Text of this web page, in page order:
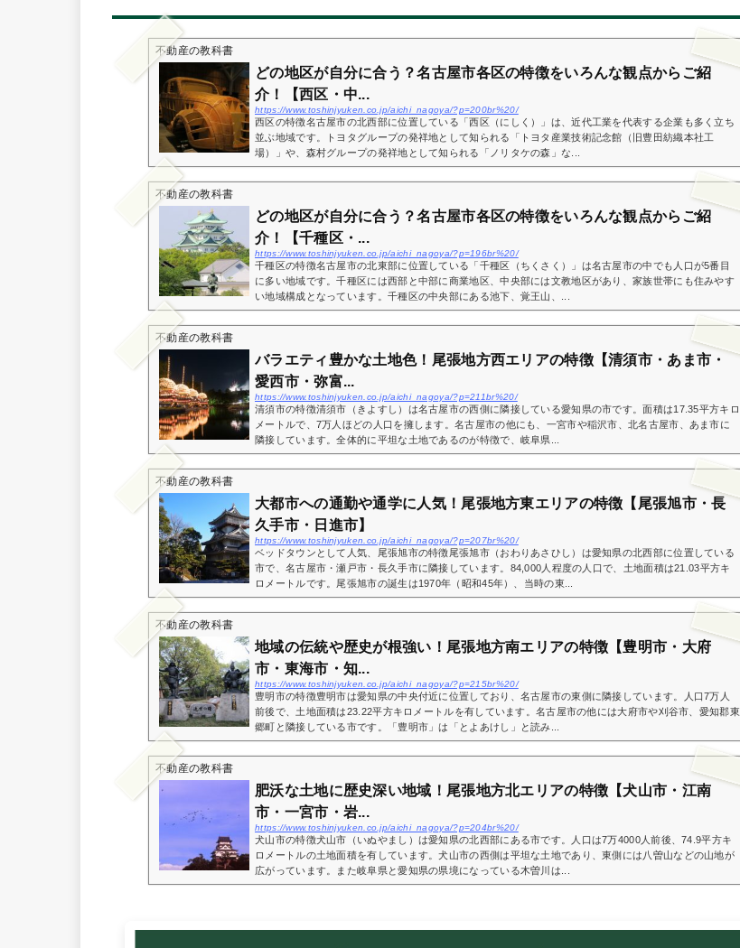
不動産の教科書
どの地区が自分に合う？名古屋市各区の特徴をいろんな観点からご紹
介！【西区・中...
https://www.toshinjyuken.co.jp/aichi_nagoya/?p=200br%20/
西区の特徴名古屋市の北西部に位置している「西区（にしく）」は、近代工業を代表する企業も多く立ち
並ぶ地域です。トヨタグループの発祥地として知られる「トヨタ産業技術記念館（旧豊田紡織本社工
場）」や、森村グループの発祥地として知られる「ノリタケの森」な...
不動産の教科書
どの地区が自分に合う？名古屋市各区の特徴をいろんな観点からご紹
介！【千種区・...
https://www.toshinjyuken.co.jp/aichi_nagoya/?p=196br%20/
千種区の特徴名古屋市の北東部に位置している「千種区（ちくさく）」は名古屋市の中でも人口が5番目
に多い地域です。千種区には西部と中部に商業地区、中央部には文教地区があり、家族世帯にも住みやす
い地域構成となっています。千種区の中央部にある池下、覚王山、...
不動産の教科書
バラエティ豊かな土地色！尾張地方西エリアの特徴【清須市・あま市・
愛西市・弥富...
https://www.toshinjyuken.co.jp/aichi_nagoya/?p=211br%20/
清須市の特徴清須市（きよすし）は名古屋市の西側に隣接している愛知県の市です。面積は17.35平方キロ
メートルで、7万人ほどの人口を擁します。名古屋市の他にも、一宮市や稲沢市、北名古屋市、あま市に
隣接しています。全体的に平坦な土地であるのが特徴で、岐阜県...
不動産の教科書
大都市への通勤や通学に人気！尾張地方東エリアの特徴【尾張旭市・長
久手市・日進市】
https://www.toshinjyuken.co.jp/aichi_nagoya/?p=207br%20/
ベッドタウンとして人気、尾張旭市の特徴尾張旭市（おわりあさひし）は愛知県の北西部に位置している
市で、名古屋市・瀬戸市・長久手市に隣接しています。84,000人程度の人口で、土地面積は21.03平方キ
ロメートルです。尾張旭市の誕生は1970年（昭和45年）、当時の東...
不動産の教科書
地域の伝統や歴史が根強い！尾張地方南エリアの特徴【豊明市・大府
市・東海市・知...
https://www.toshinjyuken.co.jp/aichi_nagoya/?p=215br%20/
豊明市の特徴豊明市は愛知県の中央付近に位置しており、名古屋市の東側に隣接しています。人口7万人
前後で、土地面積は23.22平方キロメートルを有しています。名古屋市の他には大府市や刈谷市、愛知郡東
郷町と隣接している市です。「豊明市」は「とよあけし」と読み...
不動産の教科書
肥沃な土地に歴史深い地域！尾張地方北エリアの特徴【犬山市・江南
市・一宮市・岩...
https://www.toshinjyuken.co.jp/aichi_nagoya/?p=204br%20/
犬山市の特徴犬山市（いぬやまし）は愛知県の北西部にある市です。人口は7万4000人前後、74.9平方キ
ロメートルの土地面積を有しています。犬山市の西側は平坦な土地であり、東側には八曽山などの山地が
広がっています。また岐阜県と愛知県の県境になっている木曽川は...